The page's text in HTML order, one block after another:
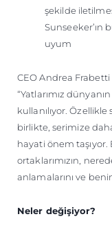
şekilde
Sunseeker’ın
uyum
CEO Andrea Frabetti
“Yatlarımız
kullanılıyor.
birlikte, serimize
hayati önem
ortaklarımızın,
anlamalarını ve
Neler değişiyor?